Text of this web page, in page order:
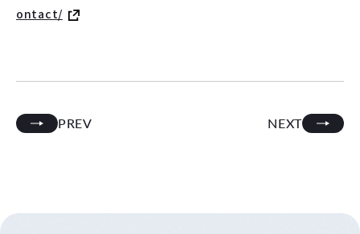
ontact/
PREV NEXT